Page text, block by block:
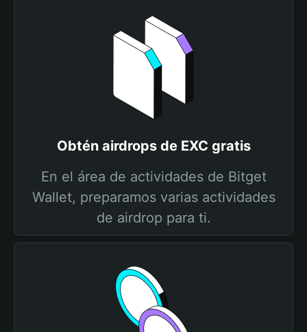
Obtén airdrops de EXC gratis
En el área de actividades de Bitget
Wallet, preparamos varias actividades
de airdrop para ti.